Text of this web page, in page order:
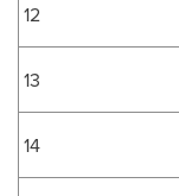
12
13
14